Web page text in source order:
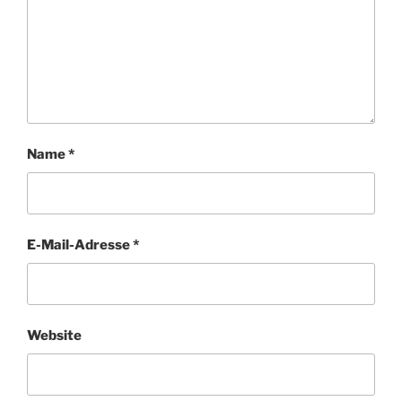
Name*
E-Mail-Adresse*
Website